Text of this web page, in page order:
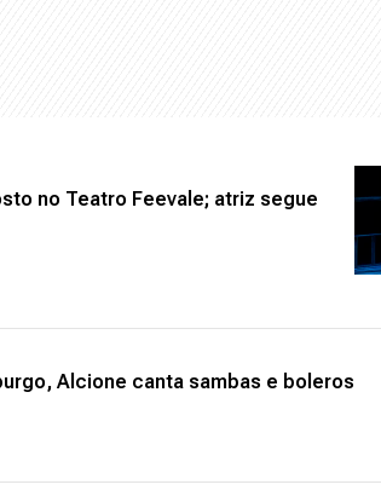
no Teatro Feevale; atriz segue
Alcione canta sambas e boleros